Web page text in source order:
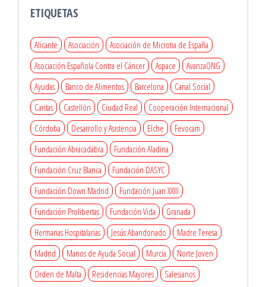
ETIQUETAS
Alicante Asociación
Asociación de Microtia de España
Asociación Española Contra el Cáncer
Aspace
AvanzaONG
Ayudas
Banco de Alimentos Barcelona
Canal Social
Caritas
Castellón Ciudad Real
Cooperación Internacional
Córdoba
Desarrollo y Asistencia Elche
Fevocam
Fundación Abracadabra
Fundación Aladina
Fundación Cruz Blanca
Fundación DASYC
Fundación Down Madrid
Fundación Juan XXIII
Fundación Prolibertas
Fundación Vida
Granada
Hermanas Hospitalarias
Jesús Abandonado
Madre Teresa
Madrid
Manos de Ayuda Social Murcia
Norte Joven
Orden de Malta
Residencias Mayores
Salesianos